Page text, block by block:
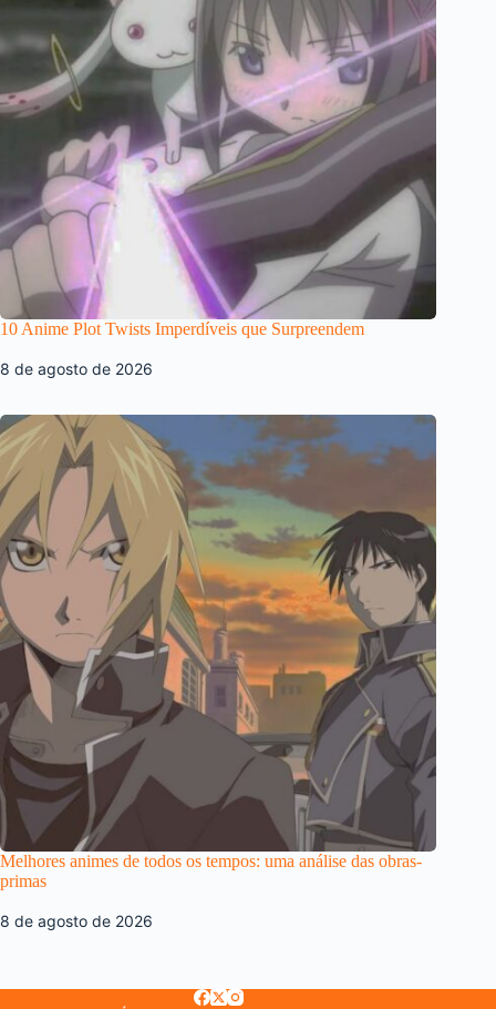
10 Anime Plot Twists Imperdíveis que Surpreendem
8 de agosto de 2026
Melhores animes de todos os tempos: uma análise das obras-
primas
8 de agosto de 2026